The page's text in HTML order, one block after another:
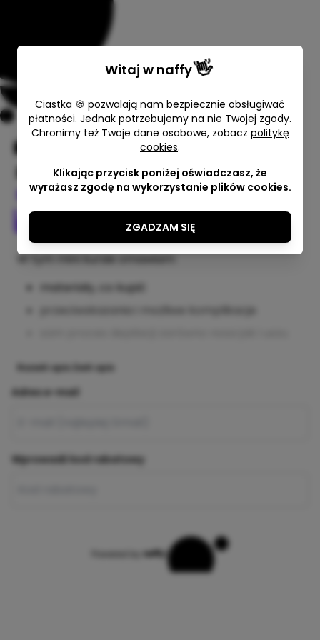
Depilacja woskiem w
barbershopie
Wyczesany Maciek
W tym mini kursie omawiam:
materiały, co kupić
Rozwiń opis Zwiń opis
Adres e-mail
Wprowadź kod rabatowy
Witaj w naffy👋
Ciastka 🍪 pozwalają nam bezpiecznie obsługiwać
płatności. Jednak potrzebujemy na nie Twojej zgody.
Chronimy też Twoje dane osobowe, zobacz politykę
cookies.
Klikając przycisk poniżej oświadczasz, że
wyrażasz zgodę na wykorzystanie plików cookies.
ZGADZAM SIĘ